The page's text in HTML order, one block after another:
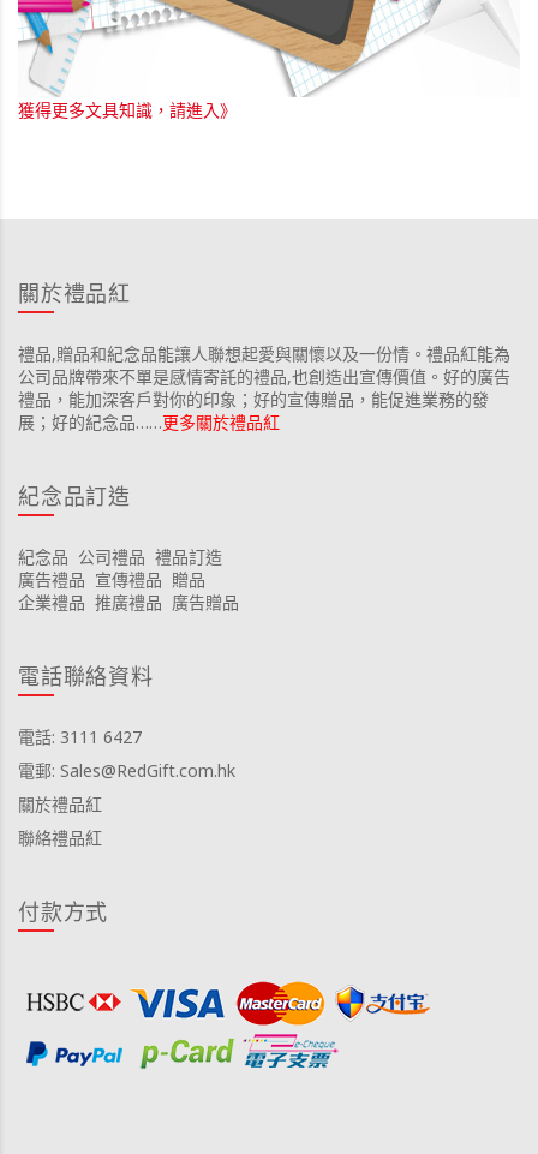
獲得更多文具知識，請進入》
關於禮品紅
禮品,贈品和紀念品能讓人聯想起愛與關懷以及一份情。禮品紅能為
公司品牌帶來不單是感情寄託的禮品,也創造出宣傳價值。好的廣告
禮品，能加深客戶對你的印象；好的宣傳贈品，能促進業務的發
展；好的紀念品……更多關於禮品紅
紀念品訂造
紀念品 公司禮品 禮品訂造
廣告禮品 宣傳禮品 贈品
企業禮品 推廣禮品 廣告贈品
電話聯絡資料
電話: 3111 6427
電郵: Sales@RedGift.com.hk
關於禮品紅
聯絡禮品紅
付款方式